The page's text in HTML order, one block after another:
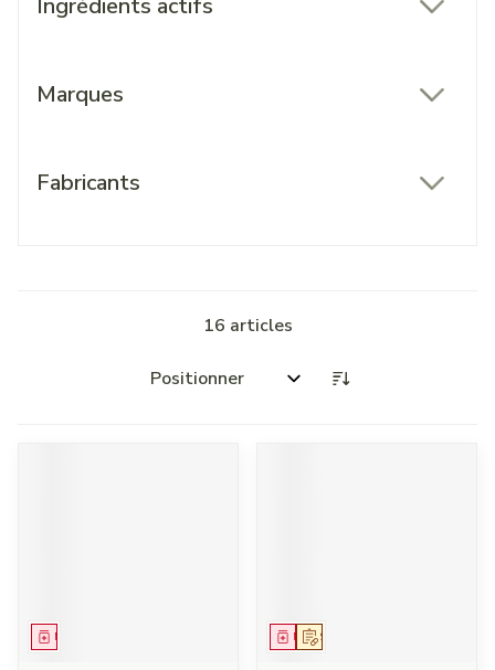
Ingrédients actifs
Marques
Fabricants
16 articles
Trier par:
Médicament Sur prescription
Médicament